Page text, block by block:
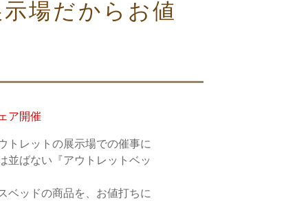
場だからお値
ア開催
トレットの展示場での催事に
並ばない『アウトレットベッ
ベッドの商品を、お値打ちに